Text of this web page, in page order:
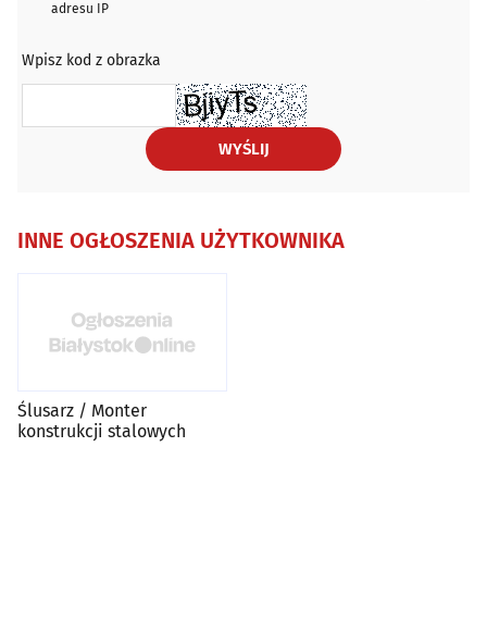
adresu IP
Wpisz kod z obrazka
WYŚLIJ
INNE OGŁOSZENIA UŻYTKOWNIKA
Ślusarz / Monter
konstrukcji stalowych